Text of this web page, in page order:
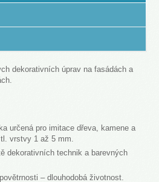
dekorativních úprav na fasádách a
určená pro imitace dřeva, kamene a
vrstvy 1 až 5 mm.
dekorativních technik a barevných
– dlouhodobá životnost.